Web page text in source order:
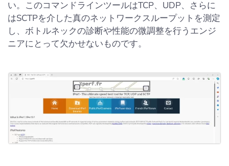
い。このコマンドラインツールはTCP、UDP、さらに
はSCTPを介した真のネットワークスループットを測定
し、ボトルネックの診断や性能の微調整を行うエンジ
ニアにとって欠かせないものです。